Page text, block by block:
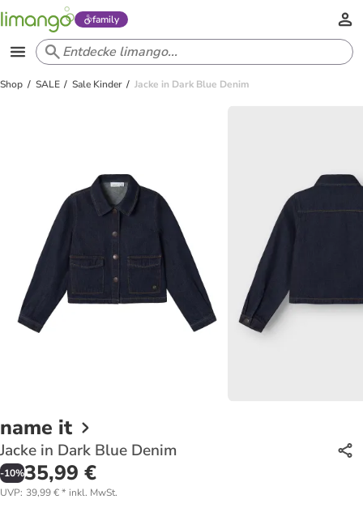
family
Shop SALE Sale Kinder Jacke in Dark Blue Denim
name it
Jacke in Dark Blue Denim
-10%35,99 €
UVP: 39,99 €* inkl. MwSt.